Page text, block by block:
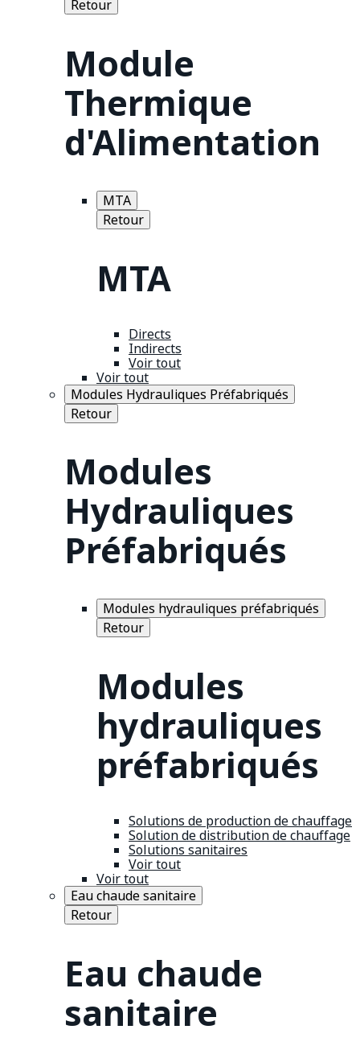
Retour
Module
Thermique
d'Alimentation
MTA
Retour
MTA
Directs
Indirects
Voir tout
Voir tout
Modules Hydrauliques Préfabriqués
Retour
Modules
Hydrauliques
Préfabriqués
Modules hydrauliques préfabriqués
Retour
Modules
hydrauliques
préfabriqués
Solutions de production de chauffage
Solution de distribution de chauffage
Solutions sanitaires
Voir tout
Voir tout
Eau chaude sanitaire
Retour
Eau chaude
sanitaire